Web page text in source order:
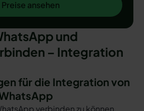
Preise ansehen
und
– Integration
für die Integration von
verbinden zu können,